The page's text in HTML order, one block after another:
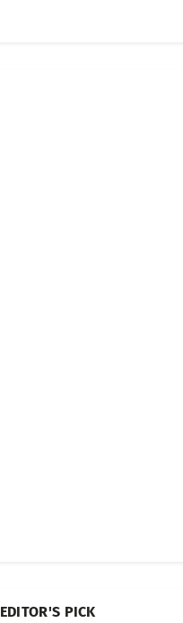
EDITOR'S PICK